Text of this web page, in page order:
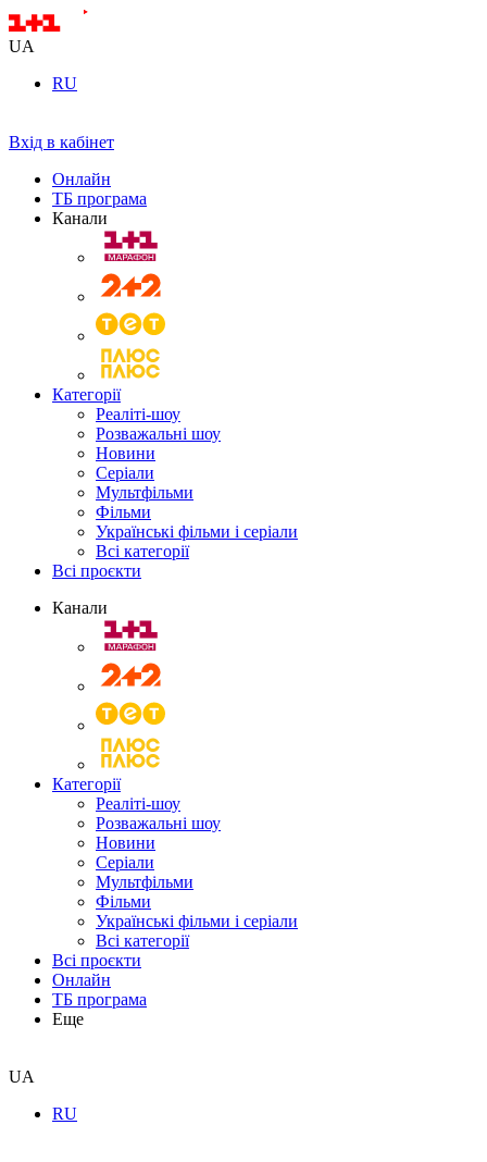
UA
RU
Вхід в кабінет
Онлайн
ТБ програма
Канали
Категорії
Реаліті-шоу
Розважальні шоу
Новини
Серіали
Мультфільми
Фільми
Українські фільми і серіали
Всі категорії
Всі проєкти
Канали
Категорії
Реаліті-шоу
Розважальні шоу
Новини
Серіали
Мультфільми
Фільми
Українські фільми і серіали
Всі категорії
Всі проєкти
Онлайн
ТБ програма
Еще
UA
RU